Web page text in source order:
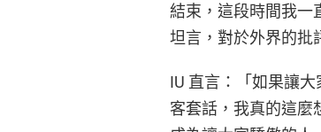
結束，這段時間我一
坦言，對於外界的批
IU 直言：「如果讓
客套話，我真的這麼